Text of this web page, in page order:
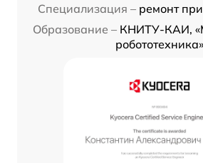
Специализация – ремонт
Образование – КНИТУ-КАИ,
робототехника»